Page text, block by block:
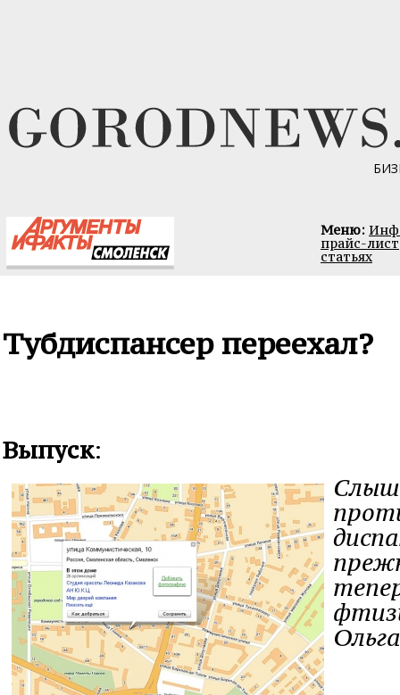
Меню:
прайс-лист
статьях
Тубдиспансер переехал?
Выпуск: